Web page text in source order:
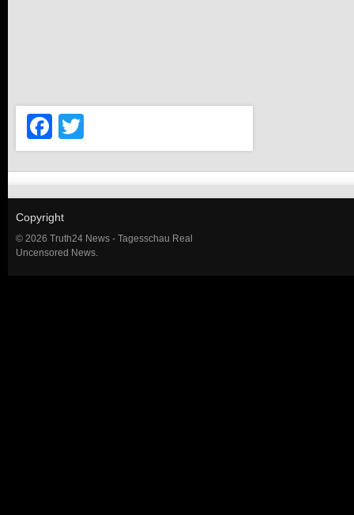
Facebook
Copyright
© 2026 Truth24 News - Tagesschau Real
Uncensored News.